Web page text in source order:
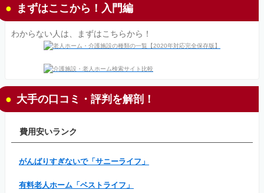
まずはここから！入門編
わからない人は、まずはこちらから！
大手の口コミ・評判を解剖！
費用安いランク
がんばりすぎないで「サニーライフ」
有料老人ホーム「ベストライフ」